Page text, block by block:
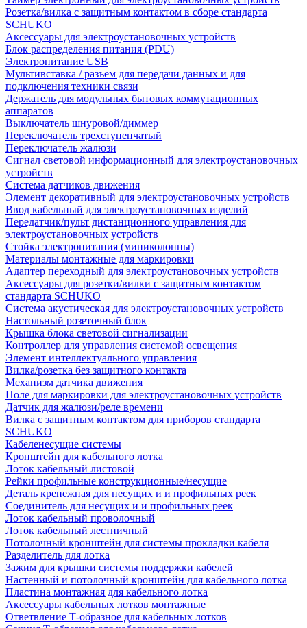
Розетка/вилка с защитным контактом в сборе стандарта
SCHUKO
Аксессуары для электроустановочных устройств
Блок распределения питания (PDU)
Электропитание USB
Мультивставка / разъем для передачи данных и для
подключения техники связи
Держатель для модульных бытовых коммутационных
аппаратов
Выключатель шнуровой/диммер
Переключатель трехступенчатый
Переключатель жалюзи
Сигнал световой информационный для электроустановочных
устройств
Система датчиков движения
Элемент декоративный для электроустановочных устройств
Ввод кабельный для электроустановочных изделий
Передатчик/пульт дистанционного управления для
электроустановочных устройств
Стойка электропитания (миниколонны)
Материалы монтажные для маркировки
Адаптер переходный для электроустановочных устройств
Аксессуары для розетки/вилки с защитным контактом
стандарта SCHUKO
Система акустическая для электроустановочных устройств
Настольный розеточный блок
Крышка блока световой сигнализации
Контроллер для управления системой освещения
Элемент интеллектуального управления
Вилка/розетка без защитного контакта
Механизм датчика движения
Поле для маркировки для электроустановочных устройств
Датчик для жалюзи/реле времени
Вилка с защитным контактом для приборов стандарта
SCHUKO
Кабеленесущие системы
Кронштейн для кабельного лотка
Лоток кабельный листовой
Рейки профильные конструкционные/несущие
Деталь крепежная для несущих и и профильных реек
Соединитель для несущих и и профильных реек
Лоток кабельный проволочный
Лоток кабельный лестничный
Потолочный кронштейн для системы прокладки кабеля
Разделитель для лотка
Зажим для крышки системы поддержки кабелей
Настенный и потолочный кронштейн для кабельного лотка
Пластина монтажная для кабельного лотка
Аксессуары кабельных лотков монтажные
Ответвление Т-образное для кабельных лотков